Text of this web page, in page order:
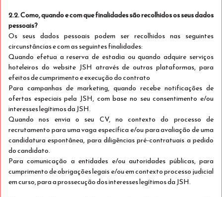
Não reembolsável
Selecionar
Melhor Oferta
2.2. Como, quando e com que finalidades são recolhidos os seus dados
pessoais?
Os seus dados pessoais podem ser recolhidos nas seguintes
circunstâncias e com as seguintes finalidades:
Quando efetua a reserva de estadia ou quando adquire serviços
hoteleiros do website JSH através de outras plataformas, para
efeitos de cumprimento e execução do contrato
Para campanhas de marketing, quando recebe notificações de
ofertas especiais pela JSH, com base no seu consentimento e/ou
interesses legítimos da JSH.
Quando nos envia o seu CV, no contexto do processo de
recrutamento para uma vaga específica e/ou para avaliação de uma
candidatura espontânea, para diligências pré-contratuais a pedido
do candidato.
Para comunicação a entidades e/ou autoridades públicas, para
cumprimento de obrigações legais e/ou em contexto processo judicial
em curso, para a prossecução dos interesses legítimos da JSH.